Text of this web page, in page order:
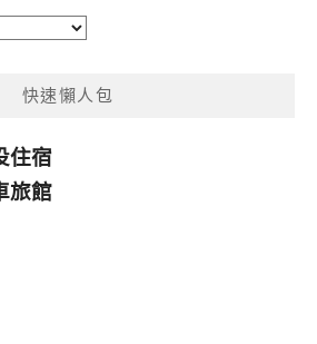
快速懶人包
住宿
旅館